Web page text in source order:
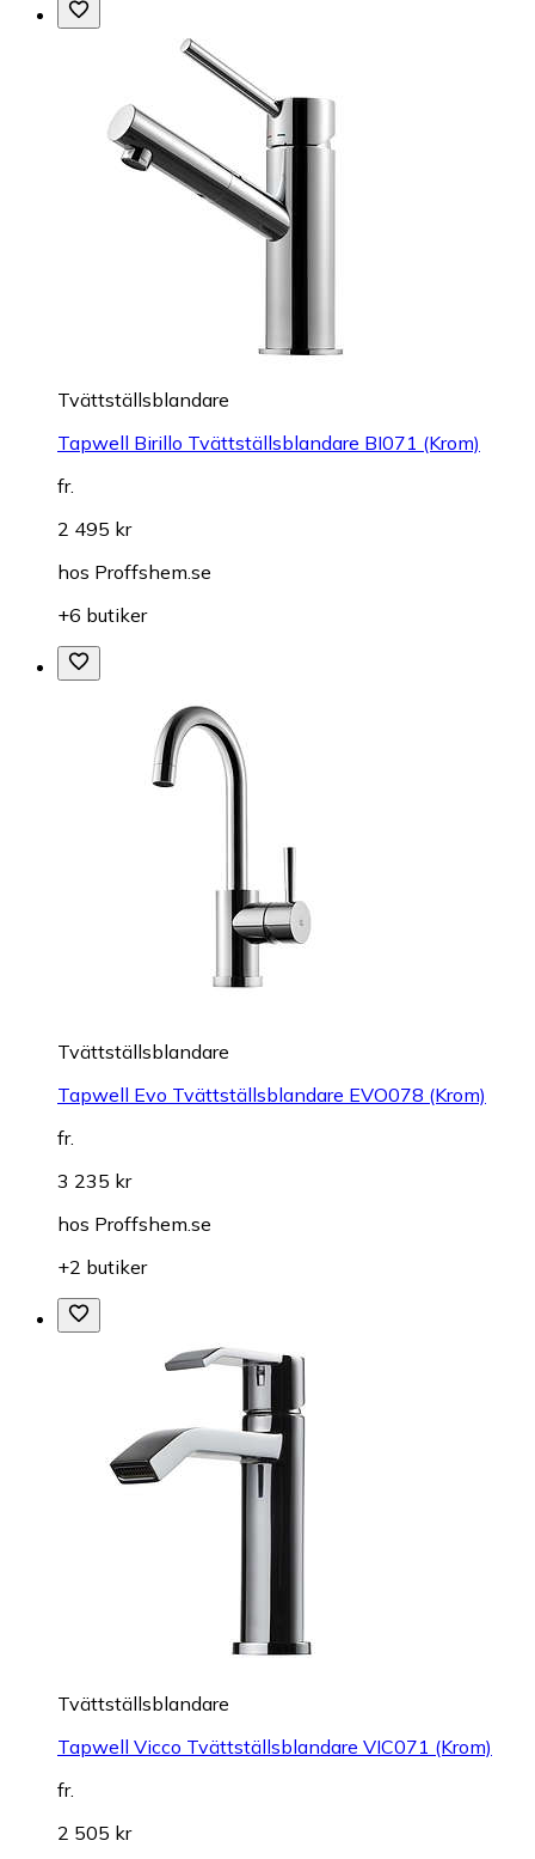
Tvättställsblandare
Tapwell Birillo Tvättställsblandare BI071 (Krom)
fr.
2 495 kr
hos Proffshem.se
+6 butiker
Tvättställsblandare
Tapwell Evo Tvättställsblandare EVO078 (Krom)
fr.
3 235 kr
hos Proffshem.se
+2 butiker
Tvättställsblandare
Tapwell Vicco Tvättställsblandare VIC071 (Krom)
fr.
2 505 kr